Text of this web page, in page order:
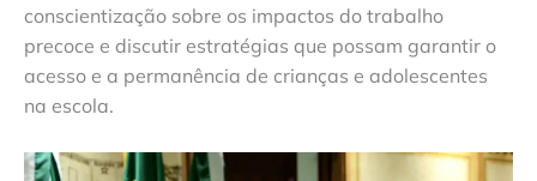
conscientização sobre os impactos do trabalho
precoce e discutir estratégias que possam garantir o
acesso e a permanência de crianças e adolescentes
na escola.